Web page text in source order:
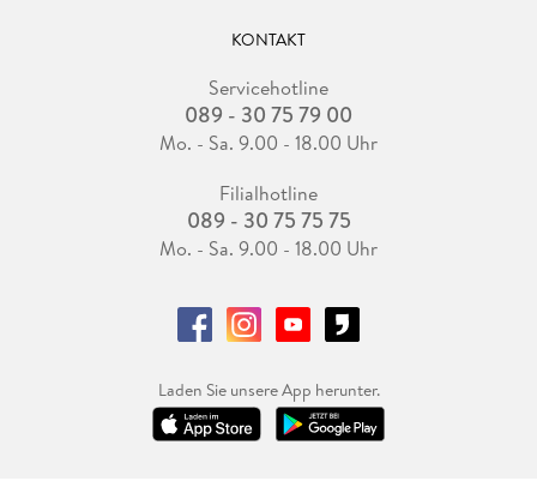
KONTAKT
Servicehotline
089 - 30 75 79 00
Mo. - Sa. 9.00 - 18.00 Uhr
Filialhotline
089 - 30 75 75 75
Mo. - Sa. 9.00 - 18.00 Uhr
Laden Sie unsere App herunter.